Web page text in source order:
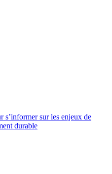
s’informer sur les enjeux de
durable